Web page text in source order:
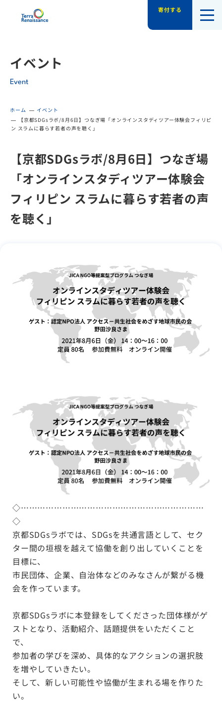
認定NPO法人テラ・ルネッサンス（平和
寄付する
イベント
Event
ホーム
イベント
【京都SDGsラボ/8月6日】つなぎ場「オンラインスタディツアー体験会フィリピ
ン スラムに暮らす若者の声を聴く」
【京都SDGsラボ/8月6日】つなぎ場
「オンラインスタディツアー体験会
フィリピン スラムに暮らす若者の声
を聴く」
◇…………………………………………………………
◇
京都SDGsラボでは、SDGsを共通言語として、セク
ター間の垣根を越えて協働を創り出していくことを
目標に、
市民団体、企業、自治体などのみなさんが繋がる機
会を作っています。
京都SDGsラボに本登録をしてくださった団体様がゲ
ストとなり、活動紹介、話題提供をいただくこと
で、
参加者の学びを深め、具体的なアクションの選択肢
を増やしていきたい。
そして、新しい可能性や協働が生まれる場を作りた
い。